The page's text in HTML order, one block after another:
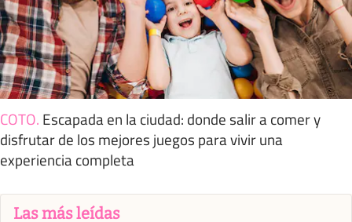
COTO. Escapada en la ciudad: donde salir a comer y
disfrutar de los mejores juegos para vivir una
experiencia completa
Las más leídas